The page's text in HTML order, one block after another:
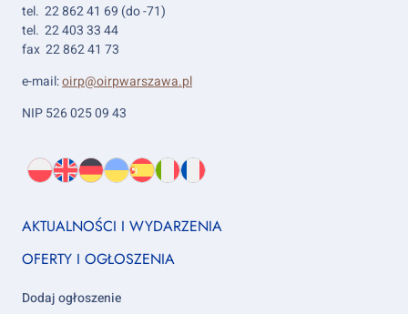
tel. 22 862 41 69 (do -71)
tel. 22 403 33 44
fax 22 862 41 73
e-mail:oirp@oirpwarszawa.pl
NIP 526 025 09 43
Wybierz
język:
PL
O
EN
About
DE
About
UK
About
ES
About
IT
About
FR
About
Footer
1
AKTUALNOŚCI I WYDARZENIA
OFERTY I OGŁOSZENIA
Dodaj ogłoszenie